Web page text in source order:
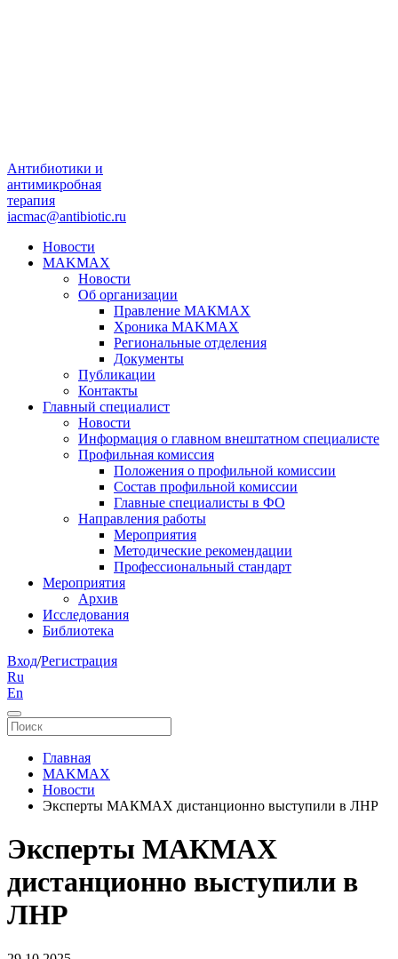
Антибиотики и
антимикробная
терапия
iacmac@antibiotic.ru
Новости
MAKMAX
Новости
Об организации
Правление МАКМАХ
Хроника MAKMAX
Региональные отделения
Документы
Публикации
Контакты
Главный специалист
Новости
Информация о главном внештатном специалисте
Профильная комиссия
Положения о профильной комиссии
Состав профильной комиссии
Главные специалисты в ФО
Направления работы
Мероприятия
Методические рекомендации
Профессиональный стандарт
Мероприятия
Архив
Исследования
Библиотека
Вход/Регистрация
Ru
En
Главная
MAKMAX
Новости
Эксперты МАКМАХ дистанционно выступили в ЛНР
Эксперты МАКМАХ
дистанционно выступили в
ЛНР